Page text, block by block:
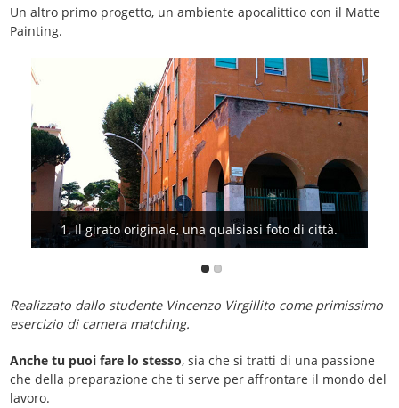
Un altro primo progetto, un ambiente apocalittico con il Matte
Painting.
1. Il girato originale, una qualsiasi foto di città.
Realizzato dallo studente Vincenzo Virgillito come primissimo
esercizio di camera matching.
Anche tu puoi fare lo stesso, sia che si tratti di una passione
che della preparazione che ti serve per affrontare il mondo del
lavoro.